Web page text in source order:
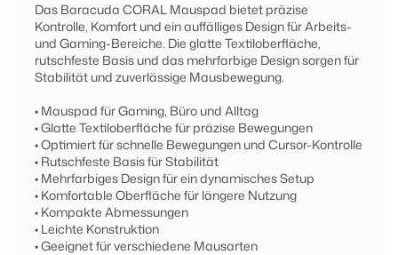
Das Baracuda CORAL Mauspad bietet präzise
Kontrolle, Komfort und ein auffälliges Design für Arbeits-
und Gaming-Bereiche. Die glatte Textiloberfläche,
rutschfeste Basis und das mehrfarbige Design sorgen für
Stabilität und zuverlässige Mausbewegung.
• Mauspad für Gaming, Büro und Alltag
• Glatte Textiloberfläche für präzise Bewegungen
• Optimiert für schnelle Bewegungen und Cursor-Kontrolle
• Rutschfeste Basis für Stabilität
• Mehrfarbiges Design für ein dynamisches Setup
• Komfortable Oberfläche für längere Nutzung
• Kompakte Abmessungen
• Leichte Konstruktion
• Geeignet für verschiedene Mausarten